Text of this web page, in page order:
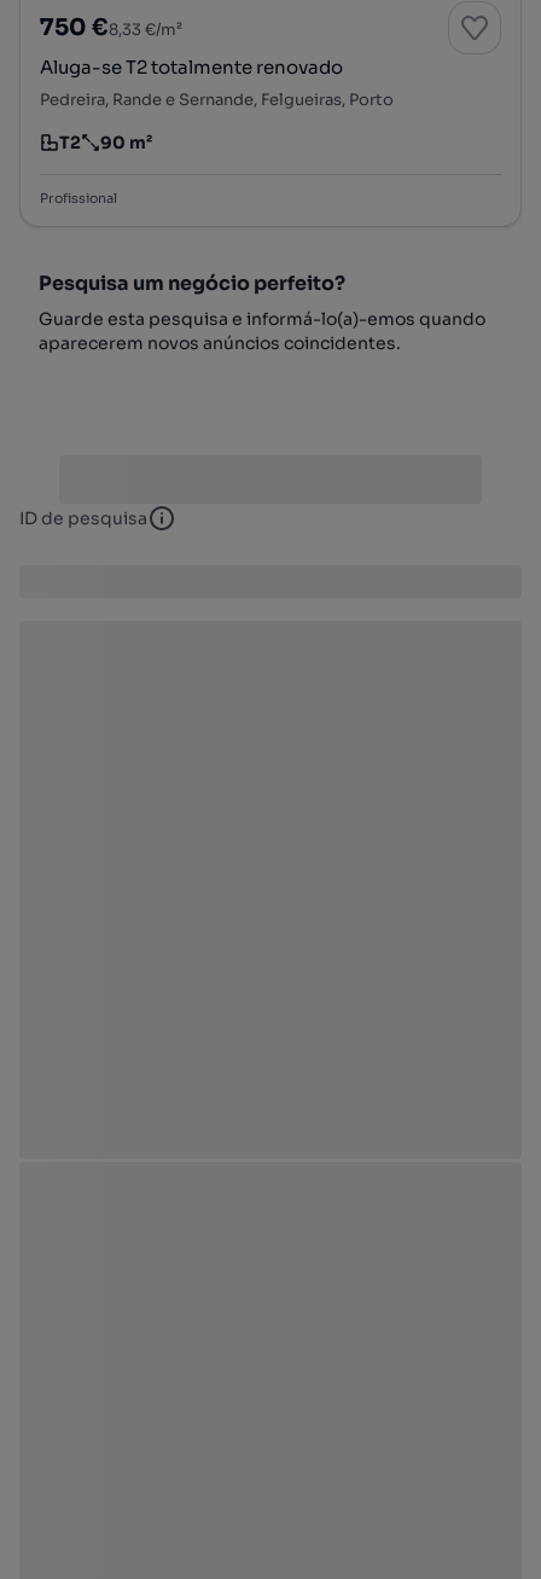
750 €8,33 €/m²
Aluga-se T2 totalmente renovado
Pedreira, Rande e Sernande, Felgueiras, Porto
Tipologia
T2
Preço por metro quadrado
90 m²
Profissional
Pesquisa um negócio perfeito?
Guarde esta pesquisa e informá-lo(a)-emos quando
aparecerem novos anúncios coincidentes.
ID de pesquisa ID de pesquisa